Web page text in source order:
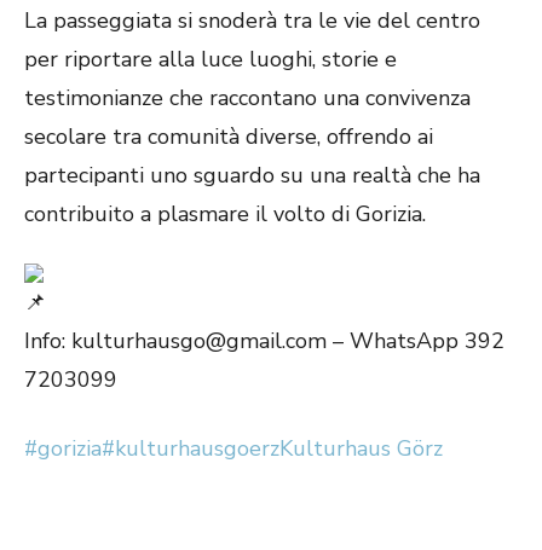
La passeggiata si snoderà tra le vie del centro
per riportare alla luce luoghi, storie e
testimonianze che raccontano una convivenza
secolare tra comunità diverse, offrendo ai
partecipanti uno sguardo su una realtà che ha
contribuito a plasmare il volto di Gorizia.
Info: kulturhausgo@gmail.com – WhatsApp 392
7203099
#gorizia#kulturhausgoerzKulturhaus Görz